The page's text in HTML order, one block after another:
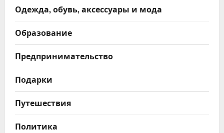
Одежда, обувь, аксессуары и мода
Образование
Предпринимательство
Подарки
Путешествия
Политика